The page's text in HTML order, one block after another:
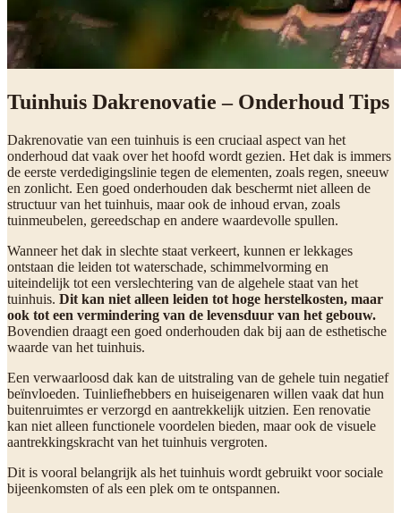
Tuinhuis Dakrenovatie – Onderhoud Tips
Dakrenovatie van een tuinhuis is een cruciaal aspect van het
onderhoud dat vaak over het hoofd wordt gezien. Het dak is immers
de eerste verdedigingslinie tegen de elementen, zoals regen, sneeuw
en zonlicht. Een goed onderhouden dak beschermt niet alleen de
structuur van het tuinhuis, maar ook de inhoud ervan, zoals
tuinmeubelen, gereedschap en andere waardevolle spullen.
Wanneer het dak in slechte staat verkeert, kunnen er lekkages
ontstaan die leiden tot waterschade, schimmelvorming en
uiteindelijk tot een verslechtering van de algehele staat van het
tuinhuis. Dit kan niet alleen leiden tot hoge herstelkosten, maar
ook tot een vermindering van de levensduur van het gebouw.
Bovendien draagt een goed onderhouden dak bij aan de esthetische
waarde van het tuinhuis.
Een verwaarloosd dak kan de uitstraling van de gehele tuin negatief
beïnvloeden. Tuinliefhebbers en huiseigenaren willen vaak dat hun
buitenruimtes er verzorgd en aantrekkelijk uitzien. Een renovatie
kan niet alleen functionele voordelen bieden, maar ook de visuele
aantrekkingskracht van het tuinhuis vergroten.
Dit is vooral belangrijk als het tuinhuis wordt gebruikt voor sociale
bijeenkomsten of als een plek om te ontspannen.